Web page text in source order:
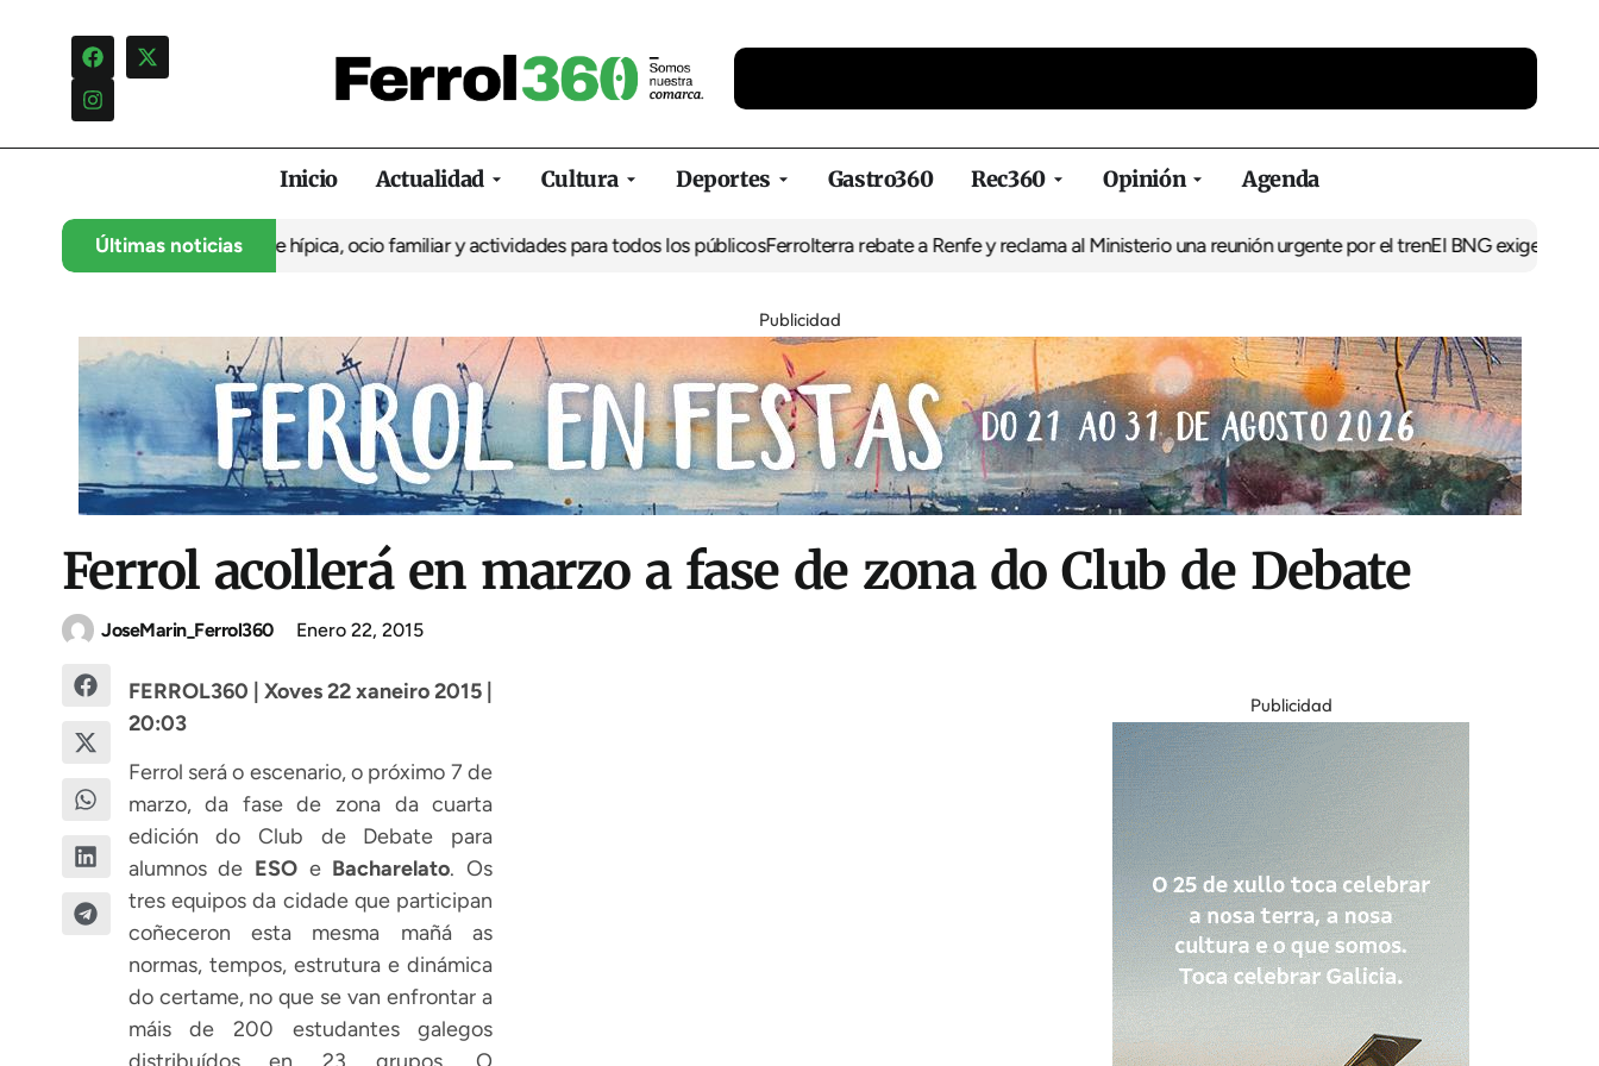
Inicio Actualidad Cultura Deportes Gastro360 Rec360 Opinión Agenda
Últimas noticias
con cuatro días de hípica, ocio familiar y actividades para todos los públicosFerrolterra rebate a Renfe y reclama al Ministerio una reunión urgente por el trenEl BNG exige la puesta
Publicidad
Ferrol acollerá en marzo a fase de zona do Club de Debate
JoseMarin_Ferrol360 Enero 22, 2015
FERROL360 | Xoves 22 xaneiro 2015 |
20:03
Ferrol será o escenario, o próximo 7 de
marzo, da fase de zona da cuarta
edición do Club de Debate para
alumnos de ESO e Bacharelato. Os
tres equipos da cidade que participan
coñeceron esta mesma mañá as
normas, tempos, estrutura e dinámica
do certame, no que se van enfrontar a
máis de 200 estudantes galegos
Publicidad